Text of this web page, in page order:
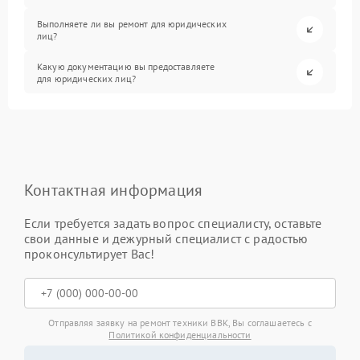
Выполняете ли вы ремонт для юридических
лиц?
Какую документацию вы предоставляете
для юридических лиц?
Контактная информация
Если требуется задать вопрос специалисту, оставьте
свои данные и дежурный специалист с радостью
проконсультирует Вас!
Отправляя заявку на ремонт техники BBK, Вы соглашаетесь с
Политикой конфиденциальности